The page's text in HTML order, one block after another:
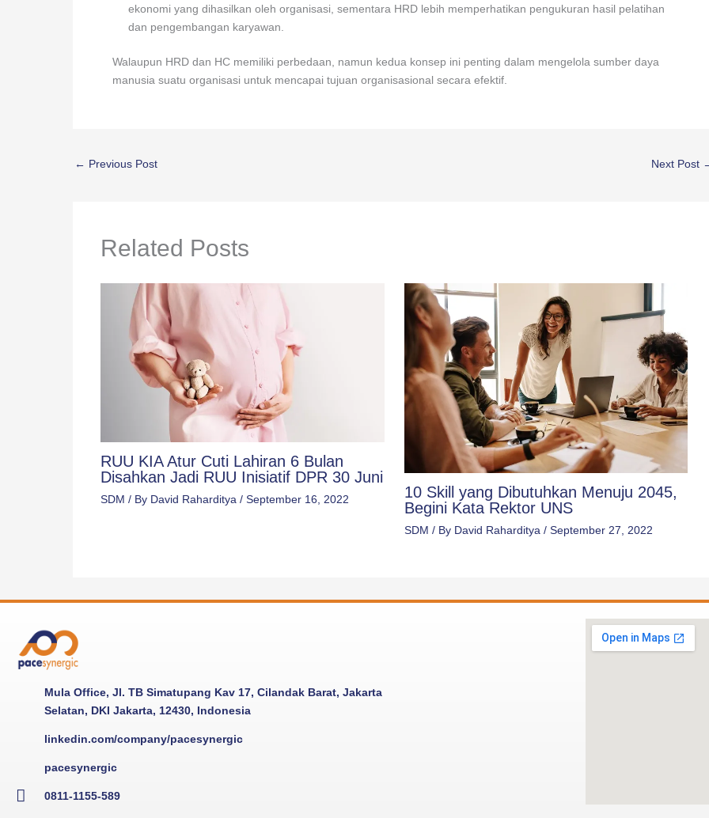
ekonomi yang dihasilkan oleh organisasi, sementara HRD lebih memperhatikan pengukuran hasil pelatihan
dan pengembangan karyawan.
Walaupun HRD dan HC memiliki perbedaan, namun kedua konsep ini penting dalam mengelola sumber daya
manusia suatu organisasi untuk mencapai tujuan organisasional secara efektif.
← Previous Post Next Post
Related Posts
RUU KIA Atur Cuti Lahiran 6 Bulan
Disahkan Jadi RUU Inisiatif DPR 30 Juni
SDM / By David Raharditya / September 16, 2022
10 Skill yang Dibutuhkan Menuju 2045,
Begini Kata Rektor UNS
SDM / By David Raharditya / September 27, 2022
Mula Office, Jl. TB Simatupang Kav 17, Cilandak Barat, Jakarta
Selatan, DKI Jakarta, 12430, Indonesia
linkedin.com/company/pacesynergic
pacesynergic
0811-1155-589